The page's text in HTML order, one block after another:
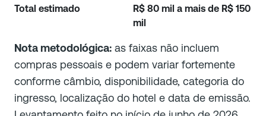
Total estimado
R$ 80 mil a mais de R$ 150
mil
Nota metodológica: as faixas não incluem
compras pessoais e podem variar fortemente
conforme câmbio, disponibilidade, categoria do
ingresso, localização do hotel e data de emissão.